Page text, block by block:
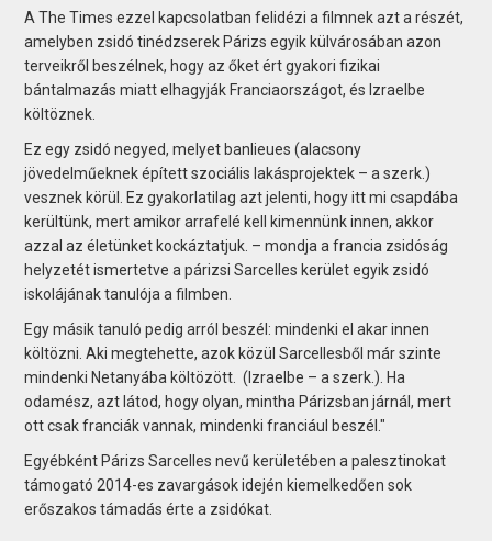
A The Times ezzel kapcsolatban felidézi a filmnek azt a részét,
amelyben zsidó tinédzserek Párizs egyik külvárosában azon
terveikről beszélnek, hogy az őket ért gyakori fizikai
bántalmazás miatt elhagyják Franciaországot, és Izraelbe
költöznek.
Ez egy zsidó negyed, melyet banlieues (alacsony
jövedelműeknek épített szociális lakásprojektek – a szerk.)
vesznek körül. Ez gyakorlatilag azt jelenti, hogy itt mi csapdába
kerültünk, mert amikor arrafelé kell kimennünk innen, akkor
azzal az életünket kockáztatjuk. – mondja a francia zsidóság
helyzetét ismertetve a párizsi Sarcelles kerület egyik zsidó
iskolájának tanulója a filmben.
Egy másik tanuló pedig arról beszél: mindenki el akar innen
költözni. Aki megtehette, azok közül Sarcellesből már szinte
mindenki Netanyába költözött. (Izraelbe – a szerk.). Ha
odamész, azt látod, hogy olyan, mintha Párizsban járnál, mert
ott csak franciák vannak, mindenki franciául beszél."
Egyébként Párizs Sarcelles nevű kerületében a palesztinokat
támogató 2014-es zavargások idején kiemelkedően sok
erőszakos támadás érte a zsidókat.